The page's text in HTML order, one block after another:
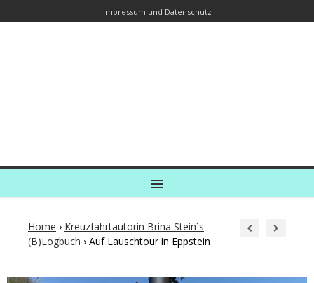
Impressum und Datenschutz
MENU
Home › Kreuzfahrtautorin Brina Stein´s
(B)Logbuch › Auf Lauschtour in Eppstein